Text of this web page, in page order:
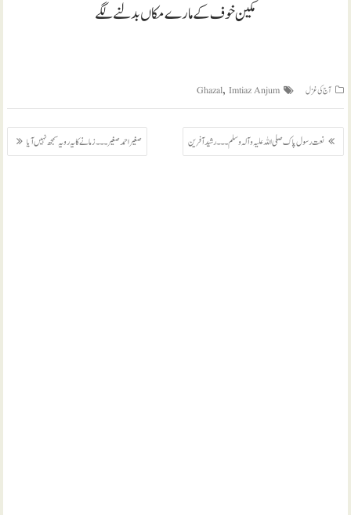
مکین خوف کے مارے مکاں بدلنے لگے
آج کی غزل Ghazal, Imtiaz Anjum
پوسٹوں
کی
نعت رسول پاک صلی اللہ علیہ و آلہ وسلم ۔۔۔ رشید آفرین صغیر احمد صغیر ۔۔۔ زمانے کا یہ رویہ سمجھ نہیں آیا